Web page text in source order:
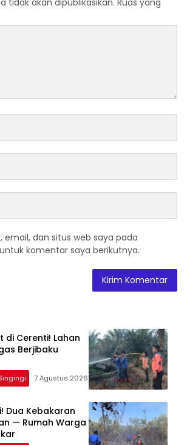
tidak akan dipublikasikan. Ruas yang
email, dan situs web saya pada
komentar saya berikutnya.
di Cerenti! Lahan
Berjibaku
7 Agustus 2026
Dua Kebakaran
— Rumah Warga